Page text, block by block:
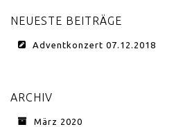
NEUESTE BEITRÄGE
Adventkonzert 07.12.2018
ARCHIV
März 2020